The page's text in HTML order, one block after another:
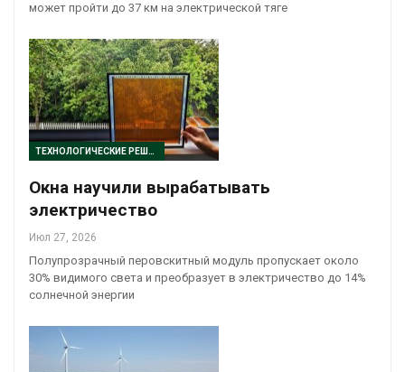
может пройти до 37 км на электрической тяге
ТЕХНОЛОГИЧЕСКИЕ РЕШЕНИЯ
Окна научили вырабатывать
электричество
Июл 27, 2026
Полупрозрачный перовскитный модуль пропускает около
30% видимого света и преобразует в электричество до 14%
солнечной энергии